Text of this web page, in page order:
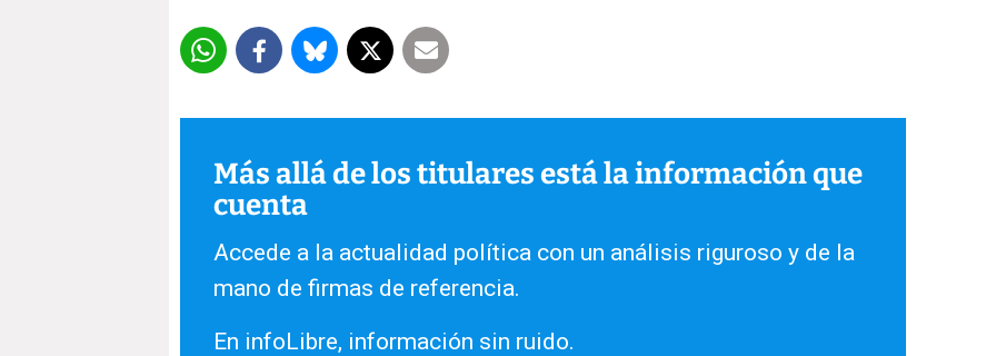
Más allá de los titulares está la información que
cuenta
Accede a la actualidad política con un análisis riguroso y de la
mano de firmas de referencia.
En infoLibre, información sin ruido.